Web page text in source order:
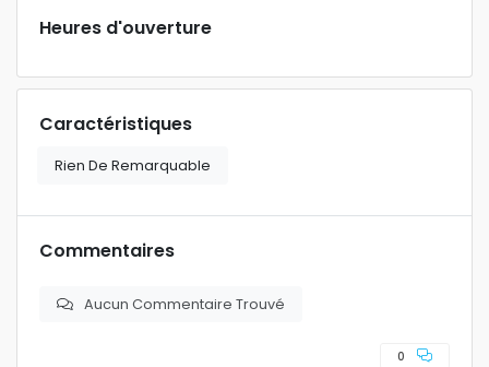
Heures d'ouverture
Caractéristiques
Rien De Remarquable
Commentaires
Aucun Commentaire Trouvé
0